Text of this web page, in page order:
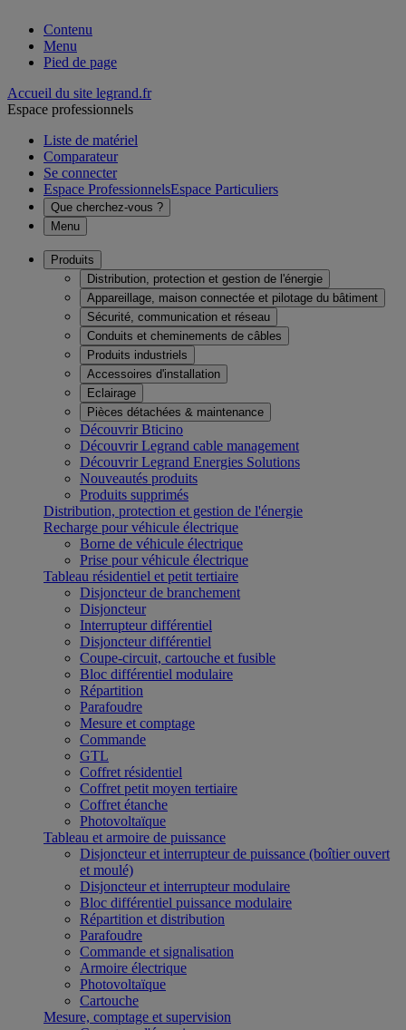
Contenu
Menu
Pied de page
Accueil du site legrand.fr
Espace professionnels
Liste de matériel
Comparateur
Se connecter
Espace ProfessionnelsEspace Particuliers
Que cherchez-vous ?
Menu
Produits
Distribution, protection et gestion de l'énergie
Appareillage, maison connectée et pilotage du bâtiment
Sécurité, communication et réseau
Conduits et cheminements de câbles
Produits industriels
Accessoires d'installation
Eclairage
Pièces détachées & maintenance
Découvrir Bticino
Découvrir Legrand cable management
Découvrir Legrand Energies Solutions
Nouveautés produits
Produits supprimés
Distribution, protection et gestion de l'énergie
Recharge pour véhicule électrique
Borne de véhicule électrique
Prise pour véhicule électrique
Tableau résidentiel et petit tertiaire
Disjoncteur de branchement
Disjoncteur
Interrupteur différentiel
Disjoncteur différentiel
Coupe-circuit, cartouche et fusible
Bloc différentiel modulaire
Répartition
Parafoudre
Mesure et comptage
Commande
GTL
Coffret résidentiel
Coffret petit moyen tertiaire
Coffret étanche
Photovoltaïque
Tableau et armoire de puissance
Disjoncteur et interrupteur de puissance (boîtier ouvert
et moulé)
Disjoncteur et interrupteur modulaire
Bloc différentiel puissance modulaire
Répartition et distribution
Parafoudre
Commande et signalisation
Armoire électrique
Photovoltaïque
Cartouche
Mesure, comptage et supervision